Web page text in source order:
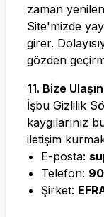
zaman
Site'mizde
girer.
gözden
11. Bize Ulaşın
İşbu Gizlilik
kaygılarınız
iletişim
E-posta:
Telefon:
Şirket: